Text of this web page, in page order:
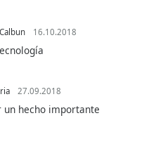
16.10.2018
27.09.2018
hecho importante